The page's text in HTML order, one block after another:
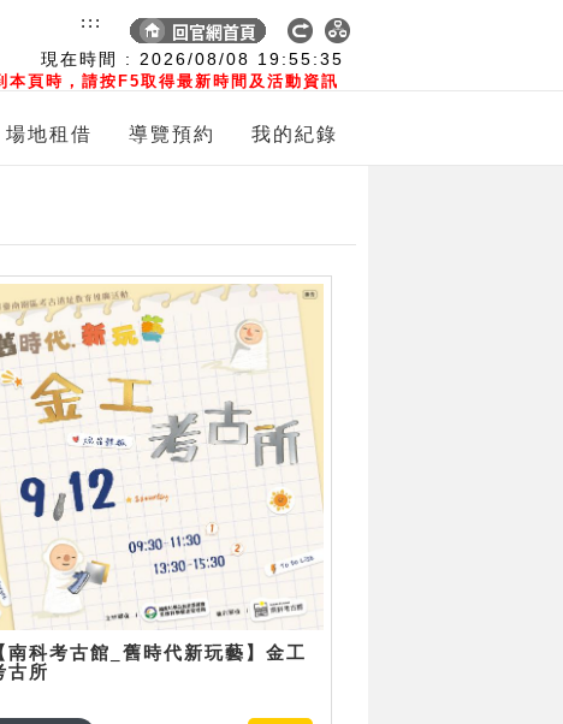
現在時間 : 2026/08/08 19:55:37
本頁時，請按F5取得最新時間及活動資訊
:::
場地租借 導覽預約 我的紀錄
南科考古館_舊時代新玩藝】金工
古所